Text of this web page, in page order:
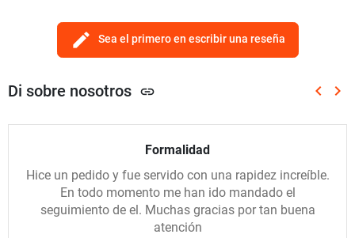
edit Sea el primero en escribir una reseña
Di sobre nosotros link keyboard_arrow_left keyboard_arrow_right
Formalidad
Hice un pedido y fue servido con una rapidez increíble.
En todo momento me han ido mandado el
seguimiento de el. Muchas gracias por tan buena
atención